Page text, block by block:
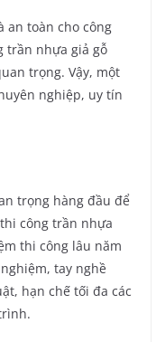
an toàn cho công
trần nhựa giả gỗ
trọng. Vậy, một
nghiệp, uy tín
trọng hàng đầu để
công trần nhựa
thi công lâu năm
tay nghề
hạn chế tối đa các